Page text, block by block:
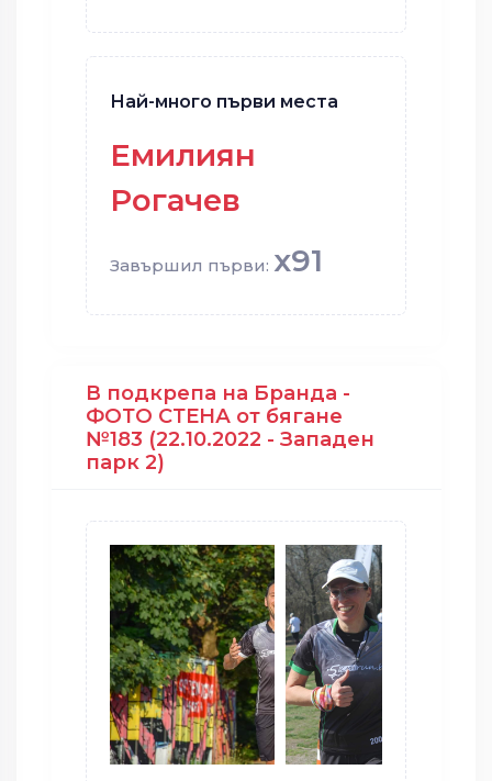
Най-много първи места
Емилиян
Рогачев
Завършил първи: x91
В подкрепа на Бранда -
ФОТО СТЕНА от бягане
№183 (22.10.2022 - Западен
парк 2)